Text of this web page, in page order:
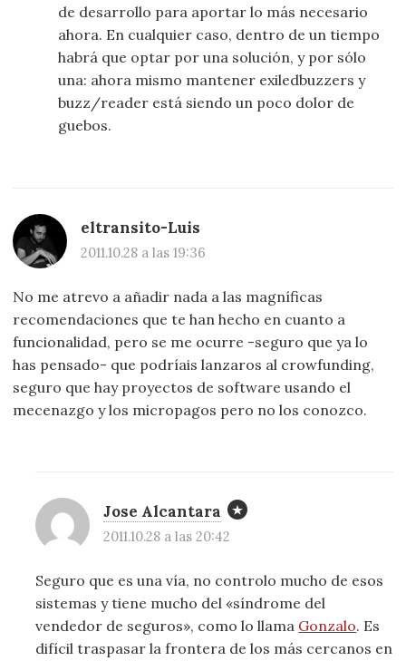
de desarrollo para aportar lo más necesario
ahora. En cualquier caso, dentro de un tiempo
habrá que optar por una solución, y por sólo
una: ahora mismo mantener exiledbuzzers y
buzz/reader está siendo un poco dolor de
guebos.
eltransito-Luis
2011.10.28 a las 19:36
No me atrevo a añadir nada a las magníficas
recomendaciones que te han hecho en cuanto a
funcionalidad, pero se me ocurre -seguro que ya lo
has pensado- que podríais lanzaros al crowfunding,
seguro que hay proyectos de software usando el
mecenazgo y los micropagos pero no los conozco.
Jose Alcantara
2011.10.28 a las 20:42
Seguro que es una vía, no controlo mucho de esos
sistemas y tiene mucho del «síndrome del
vendedor de seguros», como lo llama Gonzalo. Es
difícil traspasar la frontera de los más cercanos en